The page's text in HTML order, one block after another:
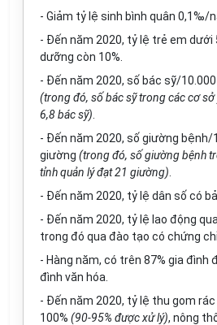
- Giảm tỷ lệ sinh bình quân 0,1‰/
- Đến năm 2020, tỷ lệ trẻ em dưới
dưỡng còn 10%.
- Đến năm 2020, số bác sỹ/
(trong đó, sốbác sỹ trong các cơ sở
6,8 bác sỹ)
- Đến năm 2020, số giường bệnh/
giường (trong đó, số giường bệnh
tỉnh quản lý đạt 21 giường)
- Đến năm 2020, tỷ lệ dân số có
- Đến năm 2020, tỷ lệ lao động
trong đó qua đào tạo có chứng
- Hàng năm, có trên 87% gia đình
đình văn hóa
- Đến năm 2020, tỷ lệ thu gom
100% (90-95% được xử lý), nông